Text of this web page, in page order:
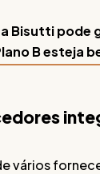
Bisutti pode
B esteja
vários